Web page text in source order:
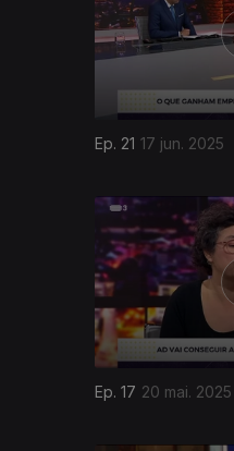
Ep. 21 17 jun. 2025
Ep. 17 20 mai. 2025